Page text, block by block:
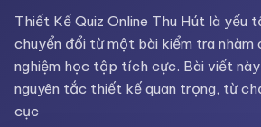
Thiết Kế Quiz Online Thu Hút là yếu
chuyển đổi từ một bài kiểm tra
nghiệm học tập tích cực. Bài viết
nguyên tắc thiết kế quan trọng, từ
cục